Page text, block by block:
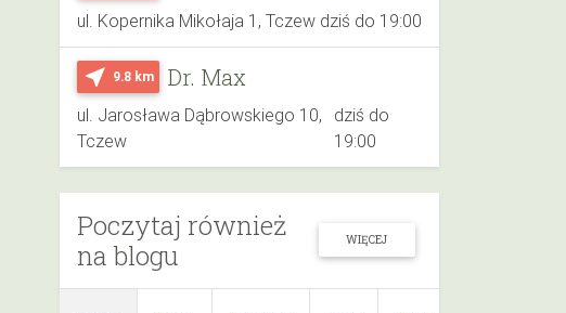
ul. Kopernika Mikołaja 1, Tczew dziś do 19:00
near_me 9.8 km Dr. Max
ul. Jarosława Dąbrowskiego 10,
Tczew
dziś do
19:00
Poczytaj również
na blogu
WIĘCEJ